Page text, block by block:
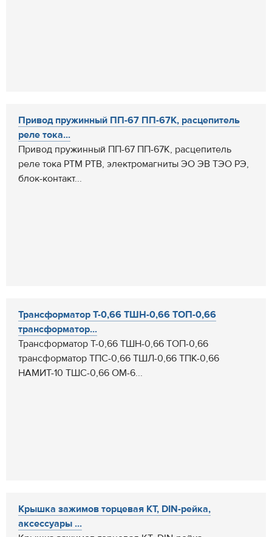
Привод пружинный ПП-67 ПП-67К, расцепитель
реле тока...
Привод пружинный ПП-67 ПП-67К, расцепитель
реле тока РТМ РТВ, электромагниты ЭО ЭВ ТЭО РЭ,
блок-контакт...
Трансформатор Т-0,66 ТШН-0,66 ТОП-0,66
трансформатор...
Трансформатор Т-0,66 ТШН-0,66 ТОП-0,66
трансформатор ТПС-0,66 ТШЛ-0,66 ТПК-0,66
НАМИТ-10 ТШС-0,66 ОМ-6...
Крышка зажимов торцевая КТ, DIN-рейка,
аксессуары ...